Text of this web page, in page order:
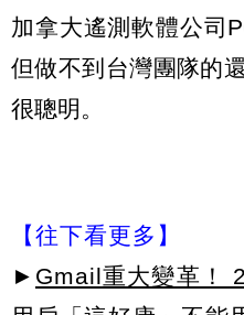
加拿大遙測軟體公司
但做不到台灣團隊的
很聰明。
【往下看更多】
► Gmail重大變革！